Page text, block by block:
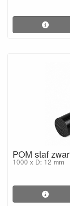
POM staf
1000 x D: 12 mm